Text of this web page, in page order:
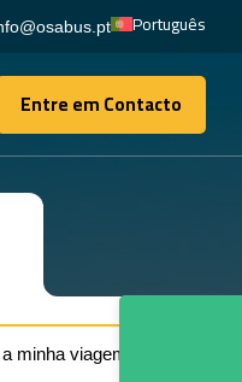
Português
Entre em Contacto
Entre em Contacto
minha viagem